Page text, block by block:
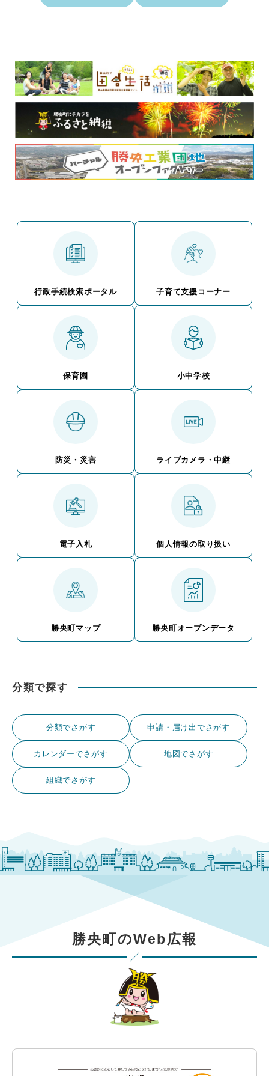
ト
・
募
・
契
約
行政手続検索ポータル 子育て支援コーナー
保育園 小中学校
防災・災害 ライブカメラ・中継
電子入札 個人情報の取り扱い
勝央町マップ 勝央町オープンデータ
分類で探す
分類でさがす 申請・届け出でさがす
カレンダーでさがす 地図でさがす
組織でさがす
勝央町のWeb広報